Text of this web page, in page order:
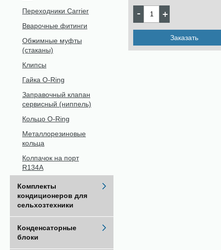
Заказать
Переходники Carrier
Вварочные фитинги
Обжимные муфты
(стаканы)
Клипсы
Гайка O-Ring
Заправочный клапан
сервисный (ниппель)
Кольцо O-Ring
Металлорезиновые
кольца
Колпачок на порт
R134A
Комплекты
кондиционеров для
сельхозтехники
Конденсаторные
блоки